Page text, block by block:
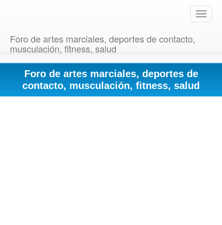
T
o
e
v
Foro de artes marciales, deportes de contacto,
musculación, fitness, salud
Foro de artes marciales, deportes de
contacto, musculación, fitness, salud